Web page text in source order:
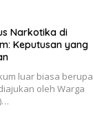
Narkotika di
Keputusan yang
luar biasa berupa
oleh Warga